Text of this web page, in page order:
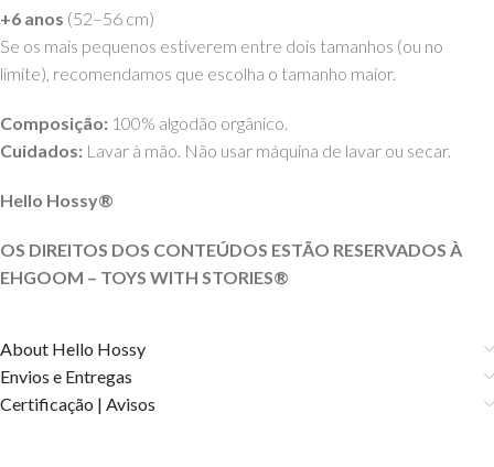
+6 anos (52–56 cm)
Se os mais pequenos estiverem entre dois tamanhos (ou no
limite), recomendamos que escolha o tamanho maior.
Composição: 100% algodão orgânico.
Cuidados: Lavar à mão. Não usar máquina de lavar ou secar.
Hello Hossy®
OS DIREITOS DOS CONTEÚDOS ESTÃO RESERVADOS À
EHGOOM – TOYS WITH STORIES®️
About Hello Hossy
Envios e Entregas
Certificação | Avisos